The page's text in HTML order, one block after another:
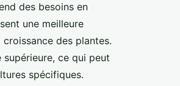
des besoins en
une meilleure
des plantes.
ce qui peut
spécifiques.